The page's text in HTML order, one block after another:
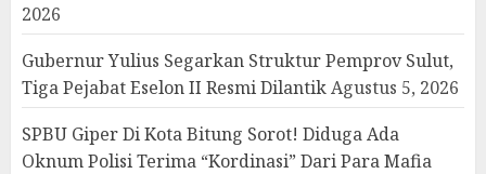
2026
Gubernur Yulius Segarkan Struktur Pemprov Sulut,
Tiga Pejabat Eselon II Resmi DilantikAgustus 5, 2026
SPBU Giper Di Kota Bitung Sorot! Diduga Ada
Oknum Polisi Terima “Kordinasi” Dari Para Mafia